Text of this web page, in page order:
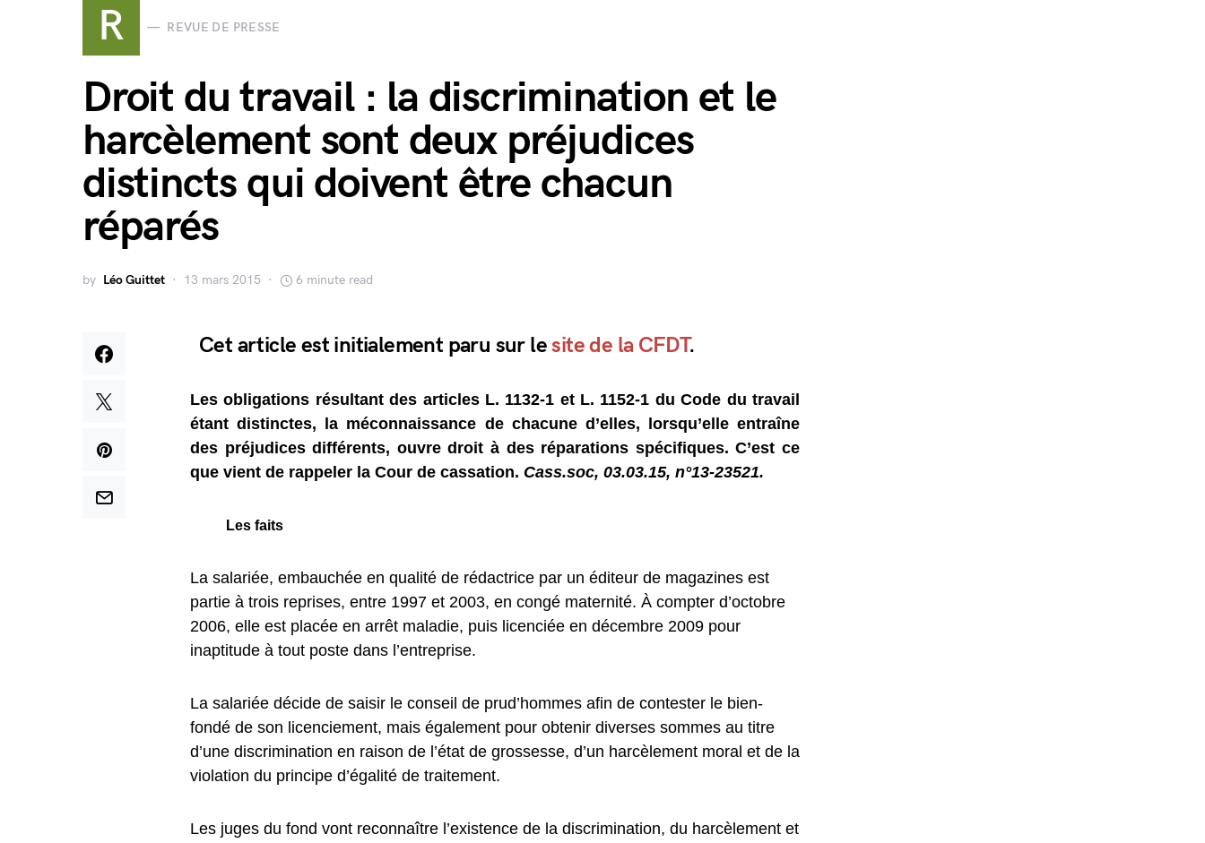
R REVUE DE PRESSE
Droit du travail : la discrimination et le
harcèlement sont deux préjudices
distincts qui doivent être chacun
réparés
by Léo Guittet 13 mars 2015 6 minute read
Cet article est initialement paru sur lesite de la CFDT.
Les obligations résultant des articles L. 1132-1 et L. 1152-1 du Code du travail
étant distinctes, la méconnaissance de chacune d’elles, lorsqu’elle entraîne
des préjudices différents, ouvre droit à des réparations spécifiques. C’est ce
que vient de rappeler la Cour de cassation. Cass.soc, 03.03.15, n°13-23521.
Les faits
La salariée, embauchée en qualité de rédactrice par un éditeur de magazines est
partie à trois reprises, entre 1997 et 2003, en congé maternité. À compter d’octobre
2006, elle est placée en arrêt maladie, puis licenciée en décembre 2009 pour
inaptitude à tout poste dans l’entreprise.
La salariée décide de saisir le conseil de prud’hommes afin de contester le bien-
fondé de son licenciement, mais également pour obtenir diverses sommes au titre
d’une discrimination en raison de l’état de grossesse, d’un harcèlement moral et de la
violation du principe d’égalité de traitement.
Les juges du fond vont reconnaître l’existence de la discrimination, du harcèlement et